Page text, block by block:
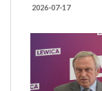
2026-07-17